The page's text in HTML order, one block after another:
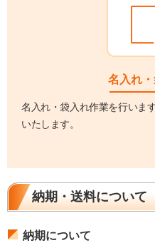
名入れ
名入れ・袋入れ作業を行いま
いたします。
納期・送料について
納期について